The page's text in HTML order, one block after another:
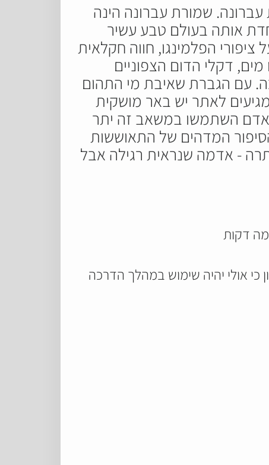
שמורת עברונה הינה
אותה בעולם טבע עשיר
הפלמינגו, חווה חקלאית
מים, דקלי הדום הצפוניים
עם הגברת שאיבת מי התהום
לאתר יש באר מושקית
אדם השתמשו במשאב זה יתר
המדהים של התאוששות
ומעבר באדמת הנפט שנותרה - אדמה שנראית רגילה אבל
דקות